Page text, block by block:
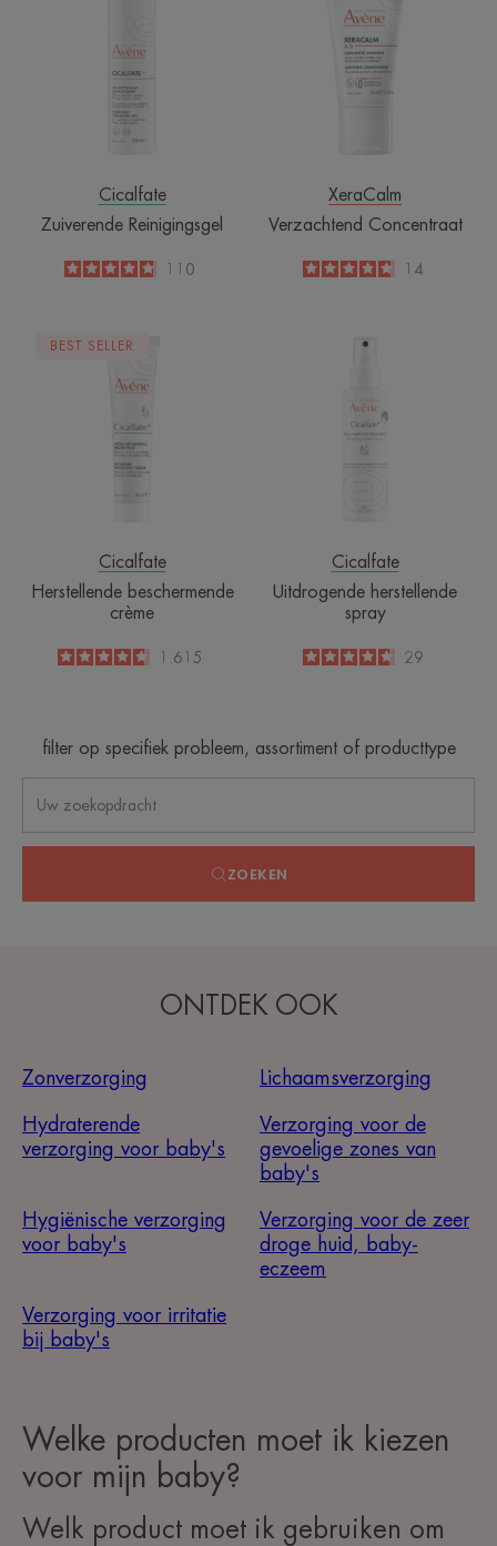
Cicalfate
Zuiverende Reinigingsgel
4.8
/5110
XeraCalm
Verzachtend Concentraat
4.7
/514
crème
BEST SELLER
Cicalfate
Herstellende beschermende
crème
4.6
/51.615
Cicalfate
Uitdrogende herstellende
spray
4.7
/
5
29
filter op specifiek probleem, assortiment of producttype
ZOEKEN
ONTDEK OOK
Zonverzorging Lichaamsverzorging
Hydraterende
verzorging voor baby's
Verzorging voor de
gevoelige zones van
baby's
Hygiënische verzorging
voor baby's
Verzorging voor de zeer
droge huid, baby-
eczeem
Verzorging voor irritatie
bij baby's
Welke producten moet ik kiezen
voor mijn baby?
Welk product moet ik gebruiken om